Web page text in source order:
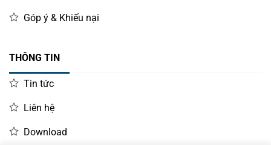
Góp ý & Khiếu nại
THÔNG TIN
Tin tức
Liên hệ
Download